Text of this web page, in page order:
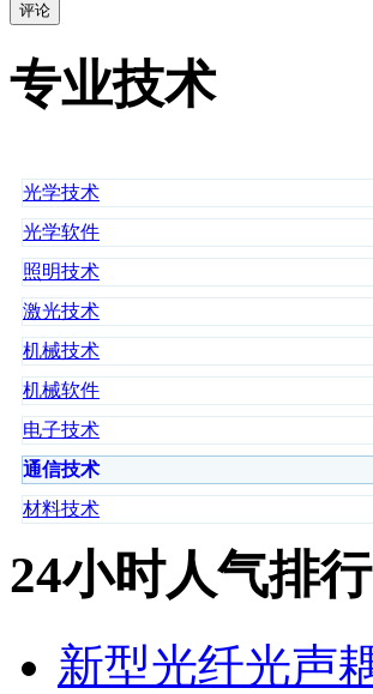
评论
专业技术
光学技术
光学软件
照明技术
激光技术
机械技术
机械软件
电子技术
通信技术
材料技术
24小时人气排行
新型光纤光声